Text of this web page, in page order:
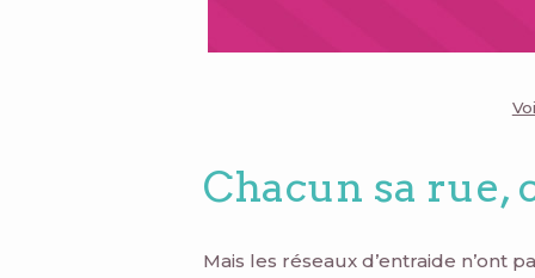
Chacun sa rue,
Mais les réseaux d’entraide n’ont